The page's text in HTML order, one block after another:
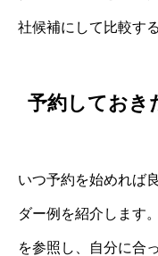
社候補にして比較す
予約しておき
いつ予約を始めれば
ダー例を紹介します
を参照し、自分に合